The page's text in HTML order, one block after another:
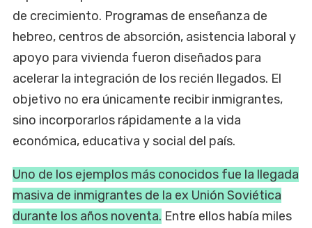
de crecimiento. Programas de enseñanza de
hebreo, centros de absorción, asistencia laboral y
apoyo para vivienda fueron diseñados para
acelerar la integración de los recién llegados. El
objetivo no era únicamente recibir inmigrantes,
sino incorporarlos rápidamente a la vida
económica, educativa y social del país.
Uno de los ejemplos más conocidos fue la llegada
masiva de inmigrantes de la ex Unión Soviética
durante los años noventa. Entre ellos había miles